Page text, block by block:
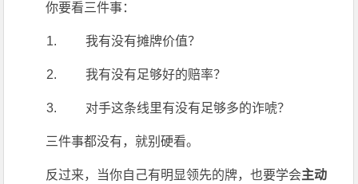
你要看三件事：
我有没有摊牌价值？
我有没有足够好的赔率？
对手这条线里有没有足够多的诈唬？
三件事都没有，就别硬看。
反过来，当你自己有明显领先的牌，也要学会主动